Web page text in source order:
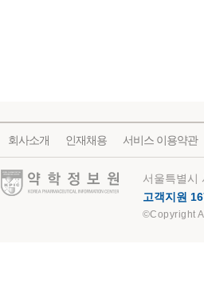
회사소개 인재채용 서비스 이용약관
약학정보원
서울특별시
고객지원
©Copyright